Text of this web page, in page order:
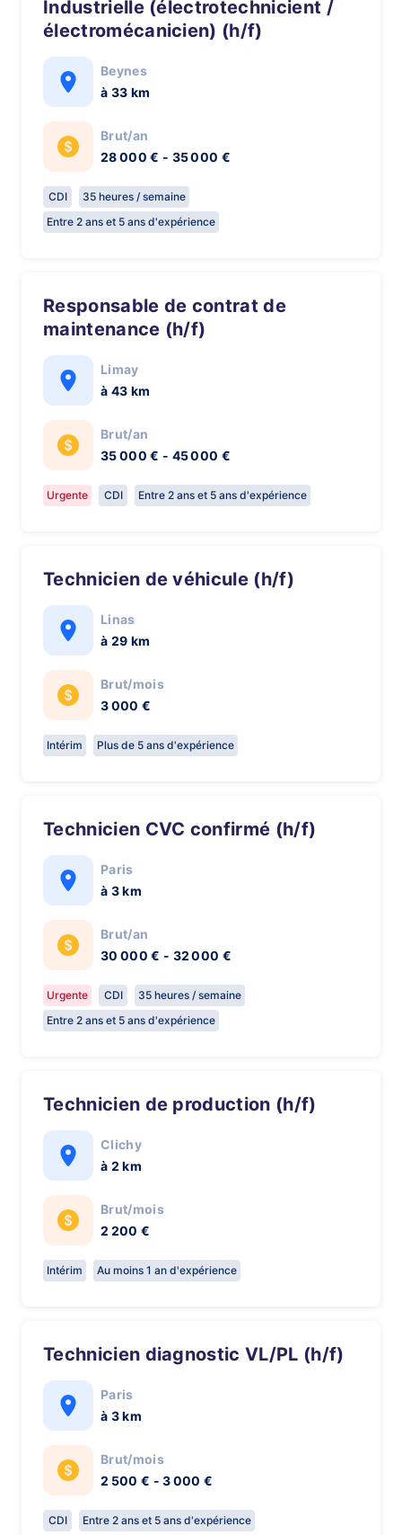
Industrielle (électrotechnicient /
électromécanicien) (h/f)
Beynes
à 33 km
Brut/an
28 000 € - 35 000 €
CDI
35 heures / semaine
Entre 2 ans et 5 ans d'expérience
Responsable de contrat de
maintenance (h/f)
Limay
à 43 km
Brut/an
35 000 € - 45 000 €
Urgente CDI Entre 2 ans et 5 ans d'expérience
Technicien de véhicule (h/f)
Linas
à 29 km
Brut/mois
3 000 €
Intérim Plus de 5 ans d'expérience
Technicien CVC confirmé (h/f)
Paris
à 3 km
Brut/an
30 000 € - 32 000 €
Urgente CDI
35 heures / semaine
Entre 2 ans et 5 ans d'expérience
Technicien de production (h/f)
Clichy
à 2 km
Brut/mois
2 200 €
Intérim Au moins 1 an d'expérience
Technicien diagnostic VL/PL (h/f)
Paris
à 3 km
Brut/mois
2 500 € - 3 000 €
CDI Entre 2 ans et 5 ans d'expérience